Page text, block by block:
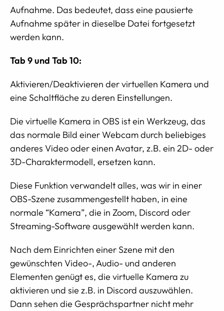
Aufnahme. Das bedeutet, dass eine pausierte
Aufnahme später in dieselbe Datei fortgesetzt
werden kann.
Tab 9 und Tab 10:
Aktivieren/Deaktivieren der virtuellen Kamera und
eine Schaltfläche zu deren Einstellungen.
Die virtuelle Kamera in OBS ist ein Werkzeug, das
das normale Bild einer Webcam durch beliebiges
anderes Video oder einen Avatar, z.B. ein 2D- oder
3D-Charaktermodell, ersetzen kann.
Diese Funktion verwandelt alles, was wir in einer
OBS-Szene zusammengestellt haben, in eine
normale “Kamera”, die in Zoom, Discord oder
Streaming-Software ausgewählt werden kann.
Nach dem Einrichten einer Szene mit den
gewünschten Video-, Audio- und anderen
Elementen genügt es, die virtuelle Kamera zu
aktivieren und sie z.B. in Discord auszuwählen.
Dann sehen die Gesprächspartner nicht mehr